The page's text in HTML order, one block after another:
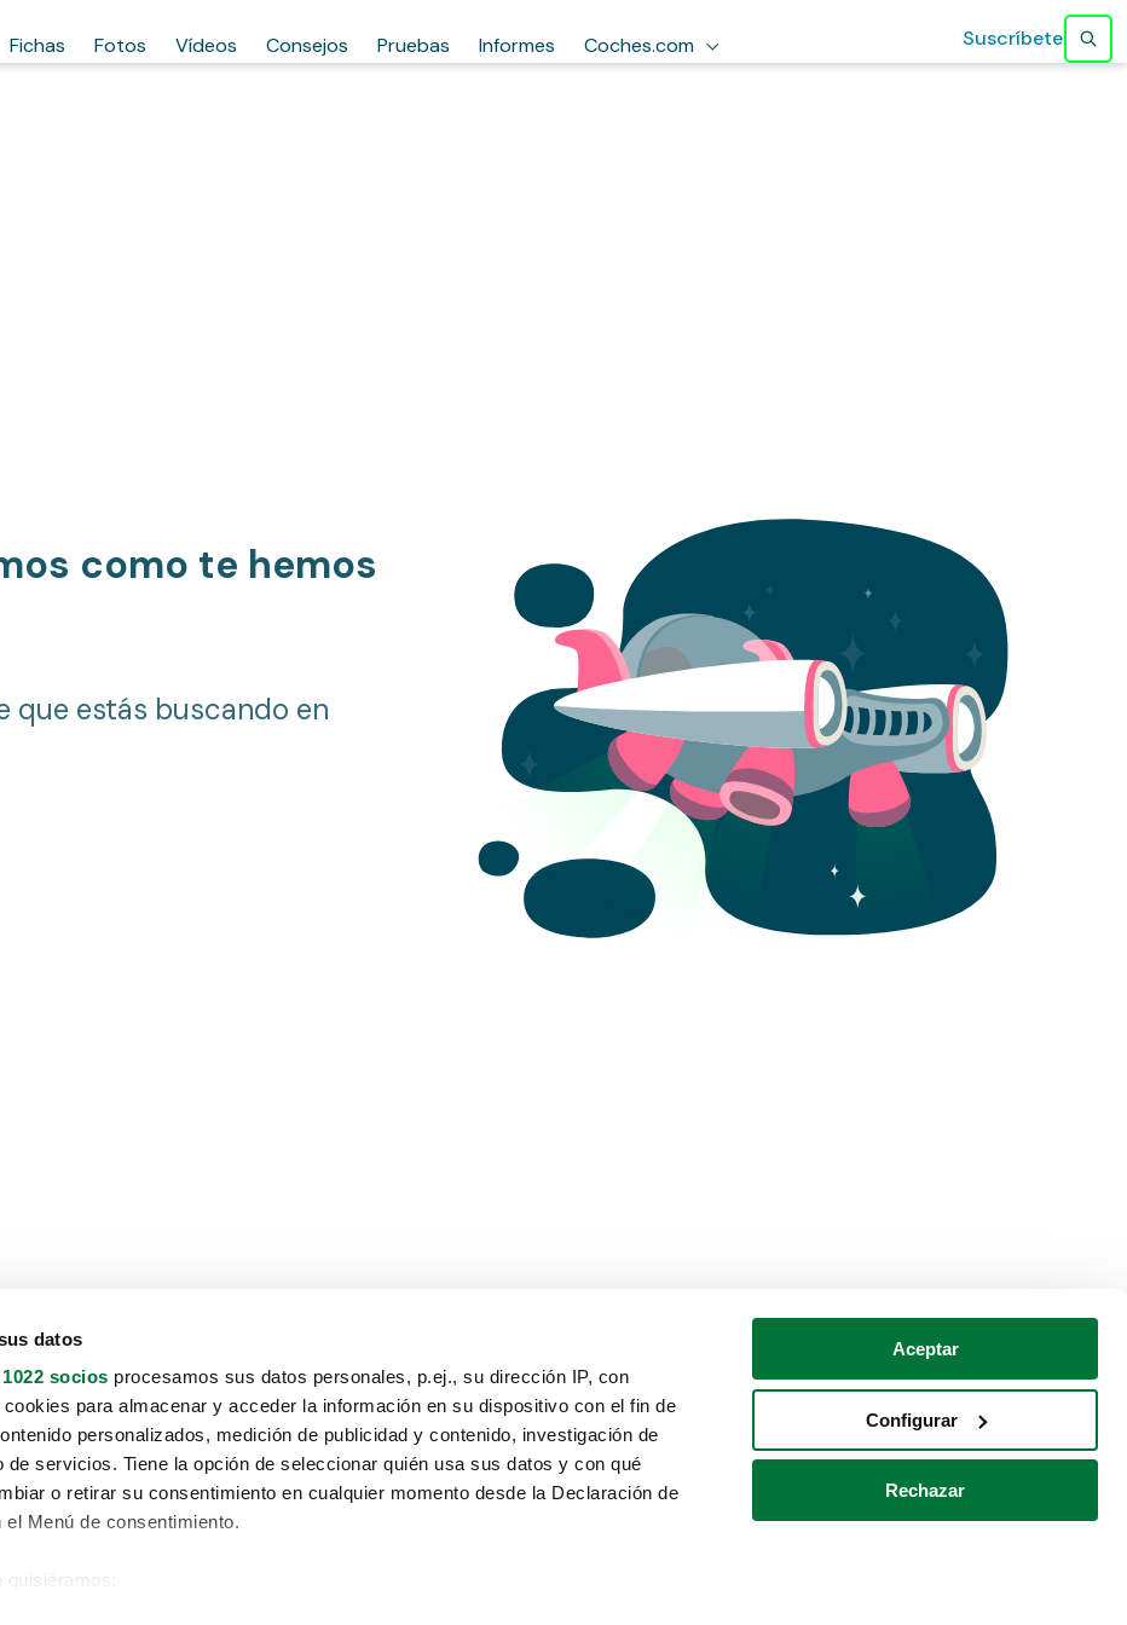
datos
socios procesamos sus datos personales, p.ej., su dirección IP, con
para almacenar y acceder la información en su dispositivo con el fin de
personalizados, medición de publicidad y contenido, investigación de
de servicios. Tiene la opción de seleccionar quién usa sus datos y con qué
o retirar su consentimiento en cualquier momento desde la Declaración de
Menú de consentimiento.
Aceptar
Configurar
Rechazar
Fichas Fotos Vídeos Consejos Pruebas Informes Coches.com Suscríbete
como te hemos
que estás buscando en